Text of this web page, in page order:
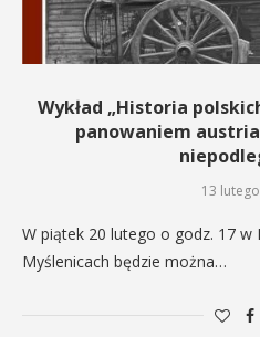
Wykład „Historia
panowaniem
13
W piątek 20 lutego o godz. 17 w
Myślenicach będzie można…